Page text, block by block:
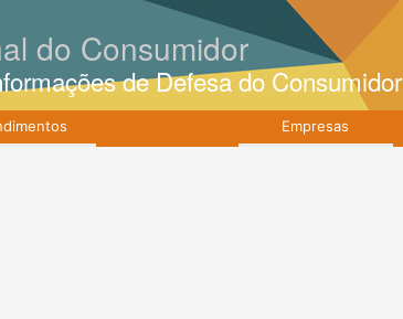
do Consumidor
de Defesa do Consumidor
Empresas